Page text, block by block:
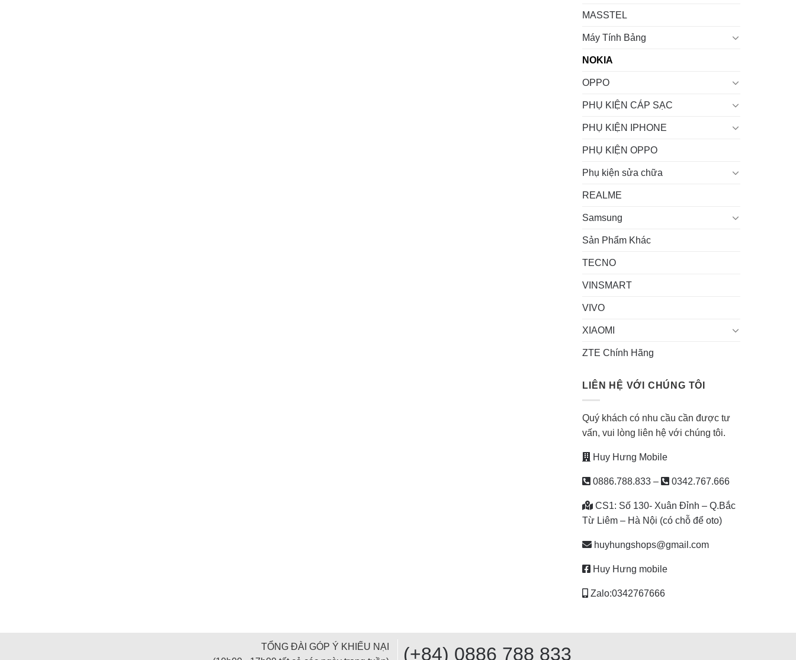
MASSTEL
Máy Tính Bảng
NOKIA
OPPO
PHỤ KIỆN CÁP SẠC
PHỤ KIỆN IPHONE
PHỤ KIỆN OPPO
Phụ kiện sửa chữa
REALME
Samsung
Sản Phẩm Khác
TECNO
VINSMART
VIVO
XIAOMI
ZTE Chính Hãng
LIÊN HỆ VỚI CHÚNG TÔI
Quý khách có nhu cầu cần được tư
vấn, vui lòng liên hệ với chúng tôi.
Huy Hưng Mobile
0886.788.833 – 0342.767.666
CS1: Số 130- Xuân Đỉnh – Q.Bắc
Từ Liêm – Hà Nội (có chỗ để oto)
huyhungshops@gmail.com
Huy Hưng mobile
Zalo:0342767666
TỔNG ĐÀI GÓP Ý KHIẾU NẠI
(+84) 0886 788 833